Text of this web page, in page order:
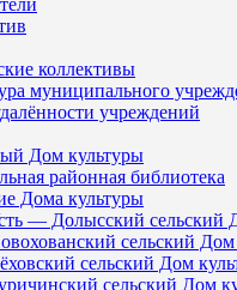
коллективы
муниципального
учреждений
Дом культуры
районная библиотека
Дома культуры
— Долысский сельский
сельский Дом
сельский Дом
сельский Дом